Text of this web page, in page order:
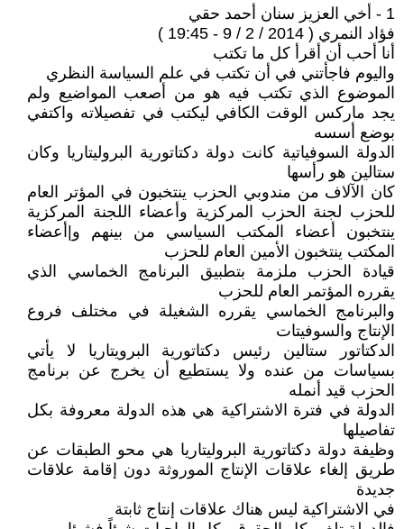
1 - أخي العزيز سنان أحمد حقي
فؤاد النمري ( 2014 / 2 / 9 - 19:45 )
أنا أحب أن أقرأ كل ما تكتب
واليوم فاجأتني في أن تكتب في علم السياسة النظري
الموضوع الذي تكتب فيه هو من أصعب المواضيع ولم
يجد ماركس الوقت الكافي ليكتب في تفصيلاته واكتفي
بوضع أسسه
الدولة السوفياتية كانت دولة دكتاتورية البروليتاريا وكان
ستالين هو رأسها
كان الآلاف من مندوبي الحزب ينتخبون في المؤتر العام
للحزب لجنة الحزب المركزية وأعضاء اللجنة المركزية
ينتخبون أعضاء المكتب السياسي من بينهم و|أعضاء
المكتب ينتخبون الأمين العام للحزب
قيادة الحزب ملزمة بتطبيق البرنامج الخماسي الذي
يقرره المؤتمر العام للحزب
والبرنامج الخماسي يقرره الشغيلة في مختلف فروع
الإنتاج والسوفيتات
الدكتاتور ستالين رئيس دكتاتورية البرويتاريا لا يأتي
بسياسات من عنده ولا يستطيع أن يخرج عن برنامج
الحزب قيد أنمله
الدولة في فترة الاشتراكية هي هذه الدولة معروفة بكل
تفاصيلها
وظيفة دولة دكتاتورية البروليتاريا هي محو الطبقات عن
طريق إلغاء علاقات الإنتاج الموروثة دون إقامة علاقات
جديدة
في الاشتراكية ليس هناك علاقات إنتاج ثابتة